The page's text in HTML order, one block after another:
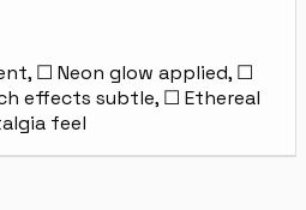
☐ Neon glow applied, ☐
effects subtle, ☐ Ethereal
feel